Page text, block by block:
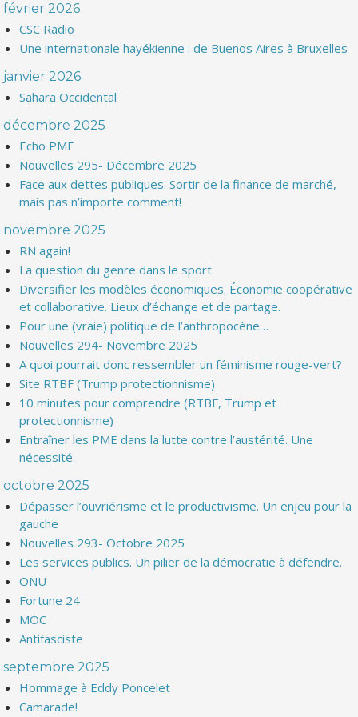
février 2026
CSC Radio
Une internationale hayékienne : de Buenos Aires à Bruxelles
janvier 2026
Sahara Occidental
décembre 2025
Echo PME
Nouvelles 295- Décembre 2025
Face aux dettes publiques. Sortir de la finance de marché,
mais pas n’importe comment!
novembre 2025
RN again!
La question du genre dans le sport
Diversifier les modèles économiques. Économie coopérative
et collaborative. Lieux d’échange et de partage.
Pour une (vraie) politique de l’anthropocène…
Nouvelles 294- Novembre 2025
A quoi pourrait donc ressembler un féminisme rouge-vert?
Site RTBF (Trump protectionnisme)
10 minutes pour comprendre (RTBF, Trump et
protectionnisme)
Entraîner les PME dans la lutte contre l’austérité. Une
nécessité.
octobre 2025
Dépasser l’ouvriérisme et le productivisme. Un enjeu pour la
gauche
Nouvelles 293- Octobre 2025
Les services publics. Un pilier de la démocratie à défendre.
ONU
Fortune 24
MOC
Antifasciste
septembre 2025
Hommage à Eddy Poncelet
Camarade!